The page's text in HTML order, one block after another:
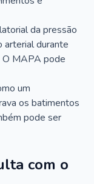
da pressão
arterial durante
O MAPA pode
um
os batimentos
pode ser
com o